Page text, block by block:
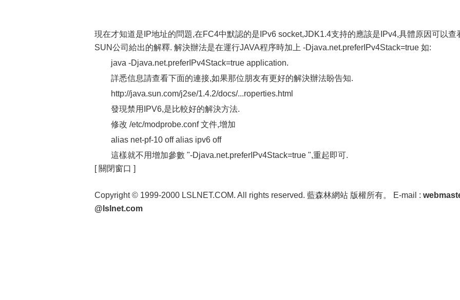
現在才知道是IP地址的問題,在FC4中默認的是IPv6 socket,JDK1.4支持的應該是IPv4,具體原因可以查
SUN公司給出的解釋. 解決辦法是在運行JAVA程序時加上 -Djava.net.preferIPv4Stack=true 如:
java -Djava.net.preferIPv4Stack=true application.
詳悉信息請查看下面的連接,如果那位朋友有更好的解決辦法盼告知.
http://java.sun.com/j2se/1.4.2/docs/...roperties.html
發現禁用IPV6,是比較好的解決方法.
修改 /etc/modprobe.conf 文件,增加
alias net-pf-10 off alias ipv6 off
這樣就不用增加參數 "-Djava.net.preferIPv4Stack=true ",重起即可.
[ 關閉窗口 ]
Copyright © 1999-2000 LSLNET.COM. All rights reserved. 藍森林網站 版權所有。 E-mail :
@lslnet.com